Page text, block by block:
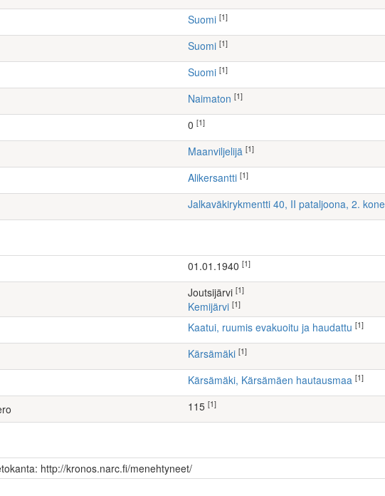
Suomi [1]
Suomi [1]
Suomi [1]
Naimaton [1]
[1]
maanviljelijä [1]
Alikersantti [1]
Jalkaväkirykmentti 40, II pataljoona, 2.
01.01.1940 [1]
Joutsijärvi [1]
Kemijärvi [1]
Kaatui, ruumis evakuoitu ja haudattu [1]
Kärsämäki [1]
Kärsämäki, Kärsämäen hautausmaa [1]
115 [1]
http://kronos.narc.fi/menehtyneet/